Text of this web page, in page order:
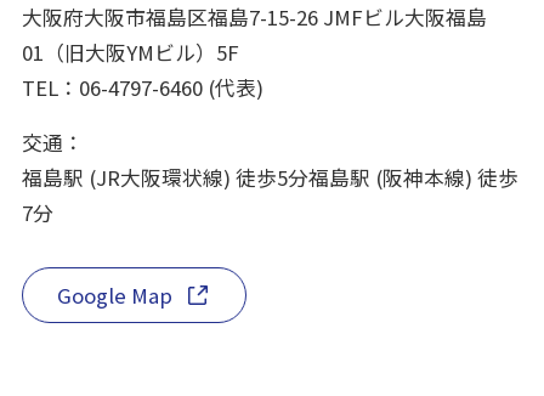
大阪府大阪市福島区福島7-15-26 JMFビル大阪福島
01（旧大阪YMビル）5F
TEL：06-4797-6460 (代表)
交通：
福島駅 (JR大阪環状線) 徒歩5分福島駅 (阪神本線) 徒歩
7分
Google Map